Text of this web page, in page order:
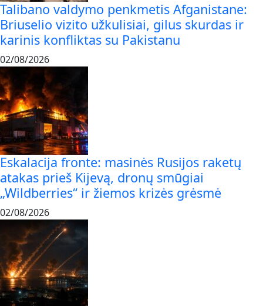
Talibano valdymo penkmetis Afganistane:
Briuselio vizito užkulisiai, gilus skurdas ir
karinis konfliktas su Pakistanu
02/08/2026
Eskalacija fronte: masinės Rusijos raketų
atakas prieš Kijevą, dronų smūgiai
„Wildberries“ ir žiemos krizės grėsmė
02/08/2026